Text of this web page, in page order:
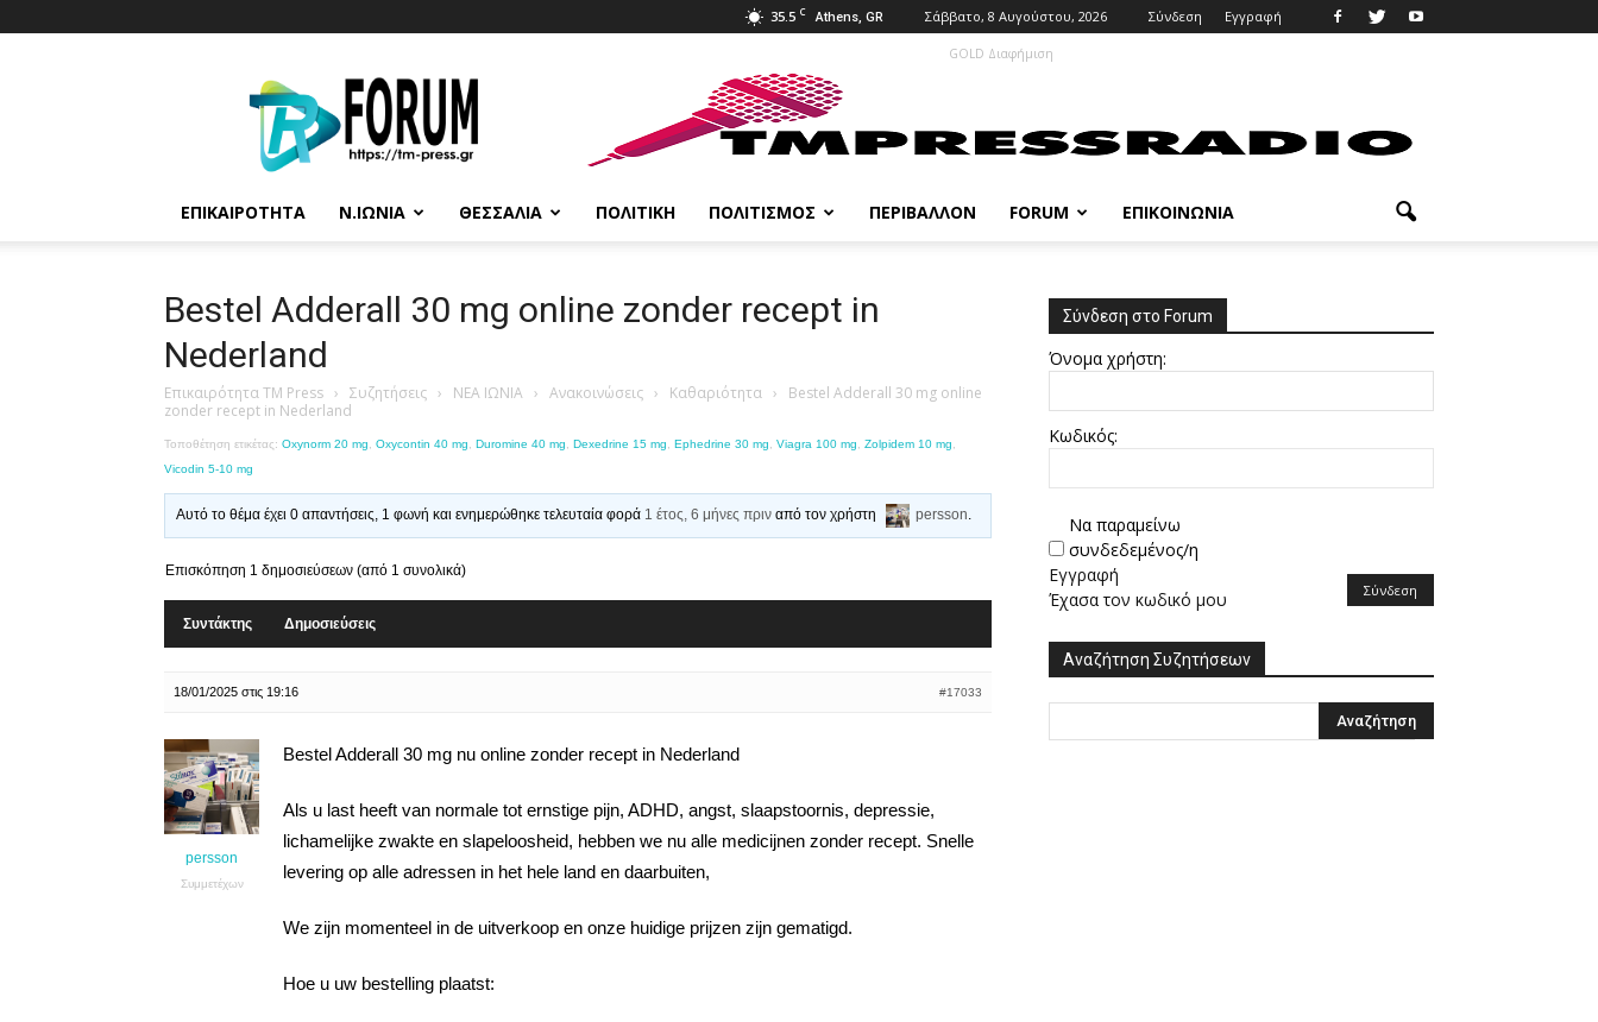
35.5 C Athens, GR Σάββατο, 8 Αυγούστου, 2026 Σύνδεση Εγγραφή
Press
GOLD Διαφήμιση
ΕΠΙΚΑΙΡΌΤΗΤΑ Ν.ΙΩΝΊΑ ΘΕΣΣΑΛΊΑ ΠΟΛΙΤΙΚΉ ΠΟΛΙΤΙΣΜΌΣ ΠΕΡΙΒΆΛΛΟΝ FORUM ΕΠΙΚΟΙΝΩΝΊΑ
Bestel Adderall 30 mg online zonder recept in
Nederland
Επικαιρότητα TM Press › Συζητήσεις › ΝΕΑ ΙΩΝΙΑ › Ανακοινώσεις › Καθαριότητα ›
Bestel Adderall 30 mg online
zonder recept in Nederland
Τοποθέτηση ετικέτας: Oxynorm 20 mg Oxycontin 40 mg Duromine 40 mg Dexedrine 15 mg Ephedrine 30 mg Viagra 100 mg Zolpidem 10 mg
Vicodin 5-10 mg
Αυτό το θέμα έχει 0 απαντήσεις, 1 φωνή και ενημερώθηκε τελευταία φορά 1 έτος, 6 μήνες πριν από τον χρήστη persson.
Επισκόπηση 1 δημοσιεύσεων (από 1 συνολικά)
Συντάκτης Δημοσιεύσεις
18/01/2025 στις 19:16 #17033
persson
Συμμετέχων
Bestel Adderall 30 mg nu online zonder recept in Nederland
Als u last heeft van normale tot ernstige pijn, ADHD, angst, slaapstoornis, depressie,
lichamelijke zwakte en slapeloosheid, hebben we nu alle medicijnen zonder recept. Snelle
levering op alle adressen in het hele land en daarbuiten,
We zijn momenteel in de uitverkoop en onze huidige prijzen zijn gematigd.
Hoe u uw bestelling plaatst:
Σύνδεση στο Forum
Όνομα χρήστη:
Κωδικός:
Να παραμείνω
συνδεδεμένος/η
Σύνδεση
Εγγραφή
Έχασα τον κωδικό μου
Αναζήτηση Συζητήσεων